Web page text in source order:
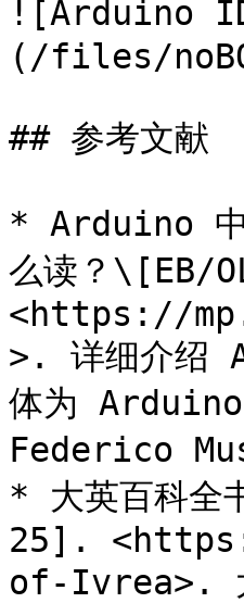
![Arduino
(/files/
## 参考文献
* Arduino 中
么读？
<https://
>. 详细介绍
体为 Arduino
Federico
* 大英百科
25].
of-Ivrea>. 大